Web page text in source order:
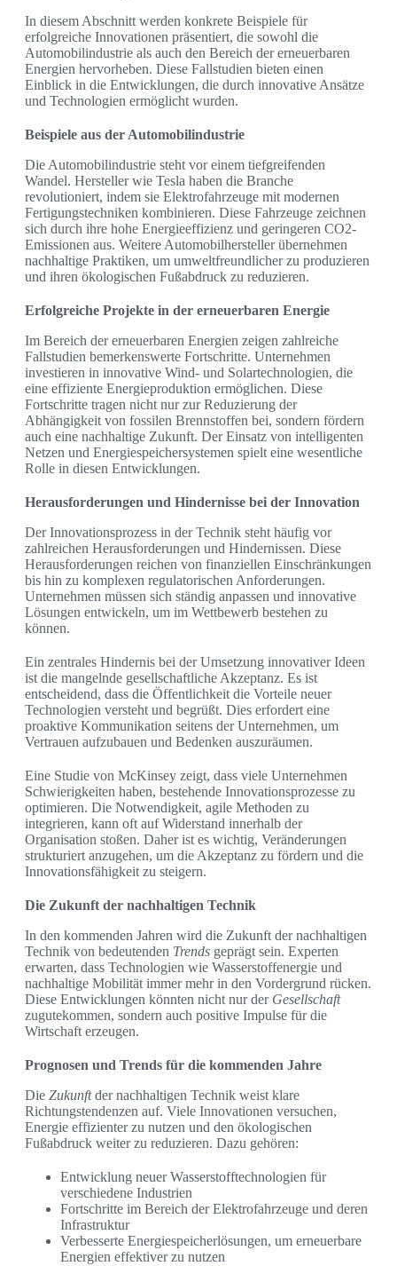
In diesem Abschnitt werden konkrete Beispiele für
erfolgreiche Innovationen präsentiert, die sowohl die
Automobilindustrie als auch den Bereich der erneuerbaren
Energien hervorheben. Diese Fallstudien bieten einen
Einblick in die Entwicklungen, die durch innovative Ansätze
und Technologien ermöglicht wurden.
Beispiele aus der Automobilindustrie
Die Automobilindustrie steht vor einem tiefgreifenden
Wandel. Hersteller wie Tesla haben die Branche
revolutioniert, indem sie Elektrofahrzeuge mit modernen
Fertigungstechniken kombinieren. Diese Fahrzeuge zeichnen
sich durch ihre hohe Energieeffizienz und geringeren CO2-
Emissionen aus. Weitere Automobilhersteller übernehmen
nachhaltige Praktiken, um umweltfreundlicher zu produzieren
und ihren ökologischen Fußabdruck zu reduzieren.
Erfolgreiche Projekte in der erneuerbaren Energie
Im Bereich der erneuerbaren Energien zeigen zahlreiche
Fallstudien bemerkenswerte Fortschritte. Unternehmen
investieren in innovative Wind- und Solartechnologien, die
eine effiziente Energieproduktion ermöglichen. Diese
Fortschritte tragen nicht nur zur Reduzierung der
Abhängigkeit von fossilen Brennstoffen bei, sondern fördern
auch eine nachhaltige Zukunft. Der Einsatz von intelligenten
Netzen und Energiespeichersystemen spielt eine wesentliche
Rolle in diesen Entwicklungen.
Herausforderungen und Hindernisse bei der Innovation
Der Innovationsprozess in der Technik steht häufig vor
zahlreichen Herausforderungen und Hindernissen. Diese
Herausforderungen reichen von finanziellen Einschränkungen
bis hin zu komplexen regulatorischen Anforderungen.
Unternehmen müssen sich ständig anpassen und innovative
Lösungen entwickeln, um im Wettbewerb bestehen zu
können.
Ein zentrales Hindernis bei der Umsetzung innovativer Ideen
ist die mangelnde gesellschaftliche Akzeptanz. Es ist
entscheidend, dass die Öffentlichkeit die Vorteile neuer
Technologien versteht und begrüßt. Dies erfordert eine
proaktive Kommunikation seitens der Unternehmen, um
Vertrauen aufzubauen und Bedenken auszuräumen.
Eine Studie von McKinsey zeigt, dass viele Unternehmen
Schwierigkeiten haben, bestehende Innovationsprozesse zu
optimieren. Die Notwendigkeit, agile Methoden zu
integrieren, kann oft auf Widerstand innerhalb der
Organisation stoßen. Daher ist es wichtig, Veränderungen
strukturiert anzugehen, um die Akzeptanz zu fördern und die
Innovationsfähigkeit zu steigern.
Die Zukunft der nachhaltigen Technik
In den kommenden Jahren wird die Zukunft der nachhaltigen
Technik von bedeutenden Trends geprägt sein. Experten
erwarten, dass Technologien wie Wasserstoffenergie und
nachhaltige Mobilität immer mehr in den Vordergrund rücken.
Diese Entwicklungen könnten nicht nur der Gesellschaft
zugutekommen, sondern auch positive Impulse für die
Wirtschaft erzeugen.
Prognosen und Trends für die kommenden Jahre
Die Zukunftder nachhaltigen Technik weist klare
Richtungstendenzen auf. Viele Innovationen versuchen,
Energie effizienter zu nutzen und den ökologischen
Fußabdruck weiter zu reduzieren. Dazu gehören:
Entwicklung neuer Wasserstofftechnologien für
verschiedene Industrien
Fortschritte im Bereich der Elektrofahrzeuge und deren
Infrastruktur
Verbesserte Energiespeicherlösungen, um erneuerbare
Energien effektiver zu nutzen